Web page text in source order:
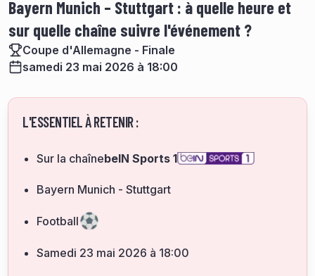
Bayern Munich – Stuttgart : à quelle heure et
sur quelle chaîne suivre l'événement ?
Coupe d'Allemagne - Finale
samedi 23 mai 2026 à 18:00
L'ESSENTIEL À RETENIR :
Sur la chaînebeIN Sports 1
Bayern Munich - Stuttgart
Football
samedi 23 mai 2026 à 18:00